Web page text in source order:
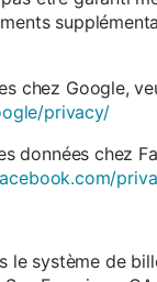
chez Google,
privacy/
données chez
le système de